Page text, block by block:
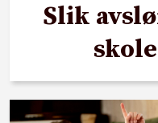
Slik